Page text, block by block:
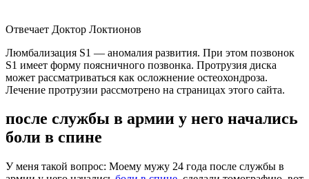
Отвечает Доктор Локтионов
Люмбализация S1 — аномалия развития. При этом позвонок
S1 имеет форму поясничного позвонка. Протрузия диска
может рассматриваться как осложнение остеохондроза.
Лечение протрузии рассмотрено на страницах этого сайта.
после службы в армии у него начались
боли в спине
У меня такой вопрос: Моему мужу 24 года после службы в